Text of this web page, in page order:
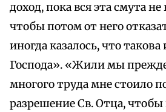
доход, пока вся эта смута
чтобы потом от него
иногда казалось, что такова
Господа». «Жили мы
многого труда мне стоило
разрешение Св. Отца, чтобы